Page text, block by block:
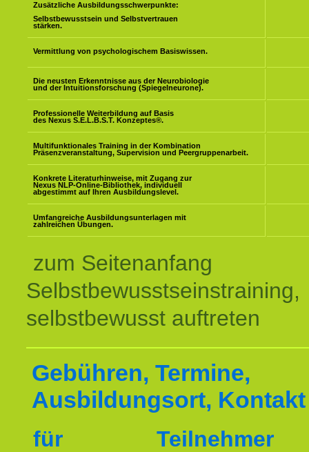
Zusätzliche Ausbildungsschwerpunkte:
Selbstbewusstsein und Selbstvertrauen
stärken.
Vermittlung von psychologischem Basiswissen.
Die neusten Erkenntnisse aus der Neurobiologie
und der Intuitionsforschung (Spiegelneurone).
Professionelle Weiterbildung auf Basis
des Nexus S.E.L.B.S.T. Konzeptes®.
Multifunktionales Training in der Kombination
Präsenzveranstaltung, Supervision und Peergruppenarbeit.
Konkrete Literaturhinweise, mit Zugang zur
Nexus NLP-Online-Bibliothek, individuell
abgestimmt auf Ihren Ausbildungslevel.
Umfangreiche Ausbildungsunterlagen mit
zahlreichen Übungen.
zum Seitenanfang
Selbstbewusstseinstraining,
selbstbewusst auftreten
Gebühren, Termine,
Ausbildungsort, Kontakt
für